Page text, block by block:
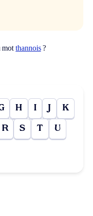
motthannois?
H I J K
R S T U